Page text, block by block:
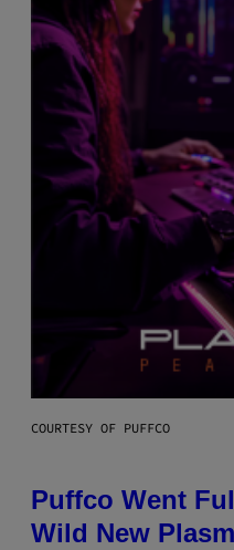
COURTESY OF PUFFCO
Puffco Went
Wild New